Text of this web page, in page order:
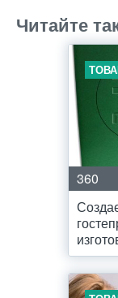
Читайте
360